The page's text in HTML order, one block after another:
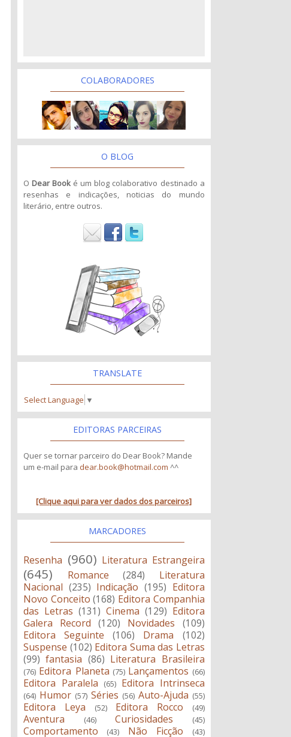
COLABORADORES
O BLOG
O Dear Book é um blog colaborativo destinado a
resenhas e indicações, noticias do mundo
literário, entre outros.
TRANSLATE
Select Language ▼
EDITORAS PARCEIRAS
Quer se tornar parceiro do Dear Book? Mande
um e-mail para dear.book@hotmail.com ^^
[Clique aqui para ver dados dos parceiros]
MARCADORES
Resenha (960) Literatura Estrangeira
(645) Romance (284)
Literatura
Nacional (235) Indicação (195) Editora
Novo Conceito (168) Editora Companhia
das Letras (131) Cinema (129) Editora
Galera Record
(120) Novidades
(109)
Editora Seguinte
(106) Drama
(102)
Suspense (102) Editora Suma das Letras
(99) fantasia (86) Literatura Brasileira
(76) Editora Planeta (75) Lançamentos (66)
Editora Paralela (65) Editora Intrinseca
(64) Humor (57) Séries (56) Auto-Ajuda (55)
Editora Leya (52) Editora Rocco (49)
Aventura (46) Curiosidades (45)
Comportamento (43) Não Ficção (43)